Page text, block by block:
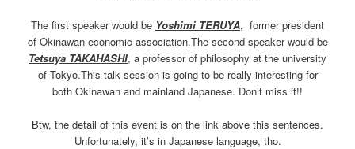
The first speaker would be Yoshimi TERUYA, former president
of Okinawan economic association.The second speaker would be
Tetsuya TAKAHASHI, a professor of philosophy at the university
of Tokyo.This talk session is going to be really interesting for
both Okinawan and mainland Japanese. Don’t miss it!!
Btw, the detail of this event is on the link above this sentences.
Unfortunately, it’s in Japanese language, tho.